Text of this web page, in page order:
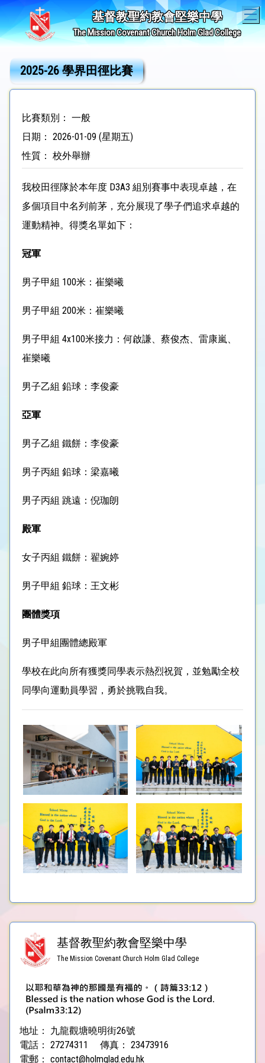
基督教聖約教會堅樂中學
The Mission Covenant Church Holm Glad College
2025-26 學界田徑比賽
比賽類別： 一般
日期： 2026-01-09 (星期五)
性質： 校外舉辦
我校田徑隊於本年度 D3A3 組別賽事中表現卓越，在
多個項目中名列前茅，充分展現了學子們追求卓越的
運動精神。得獎名單如下：
冠軍
男子甲組 100米：崔樂曦
男子甲組 200米：崔樂曦
男子甲組 4x100米接力：何啟謙、蔡俊杰、雷康嵐、
崔樂曦
男子乙組 鉛球：李俊豪
亞軍
男子乙組 鐵餅：李俊豪
男子丙組 鉛球：梁嘉曦
男子丙組 跳遠：倪珈朗
殿軍
女子丙組 鐵餅：翟婉婷
男子甲組 鉛球：王文彬
團體獎項
男子甲組團體總殿軍
學校在此向所有獲獎同學表示熱烈祝賀，並勉勵全校
同學向運動員學習，勇於挑戰自我。
基督教聖約教會堅樂中學
The Mission Covenant Church Holm Glad College
地址：
九龍觀塘曉明街26號
電話： 27274311 傳真： 23473916
電郵： contact@holmglad.edu.hk